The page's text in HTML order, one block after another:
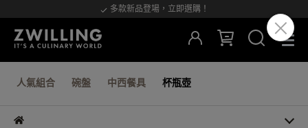
多款新品登場，立即選購！
人氣組合 碗盤 中西餐具 杯瓶壺